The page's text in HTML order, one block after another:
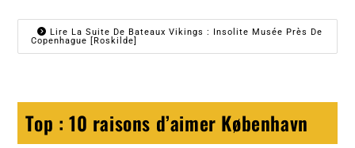
Lire La Suite De Bateaux Vikings : Insolite Musée Près De
Copenhague [Roskilde]
Top : 10 raisons d’aimer København